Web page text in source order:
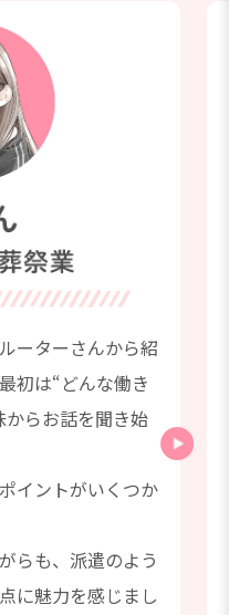
ーターさんから紹
初は“どんな働き
からお話を聞き始
イントがいくつか
らも、派遣のよう
に魅力を感じまし